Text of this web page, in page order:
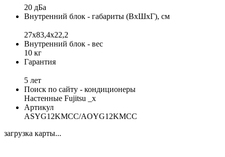
20 дБа
Внутренний блок - габариты (ВхШхГ), см
27х83,4х22,2
Внутренний блок - вес
10 кг
Гарантия
5 лет
Поиск по сайту - кондиционеры
Настенные Fujitsu _x
Артикул
ASYG12KMCC/AOYG12KMCC
загрузка карты...